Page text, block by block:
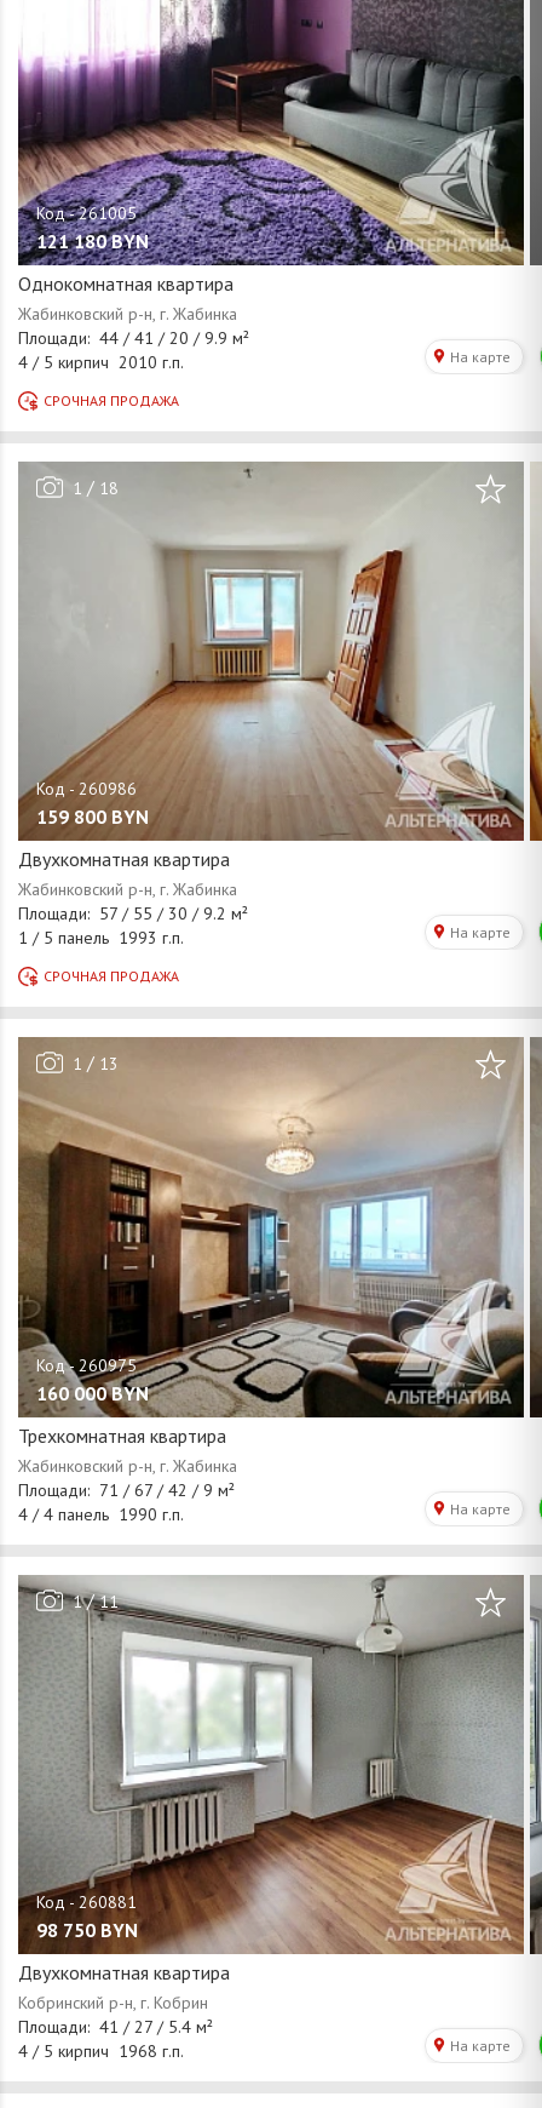
121 180 BYN
Однокомнатная квартира
1 / 18
159 800 BYN
Двухкомнатная квартира
1 / 13
160 000 BYN
Трехкомнатная квартира
1/11
98 750 BYN
Двухкомнатная квартира